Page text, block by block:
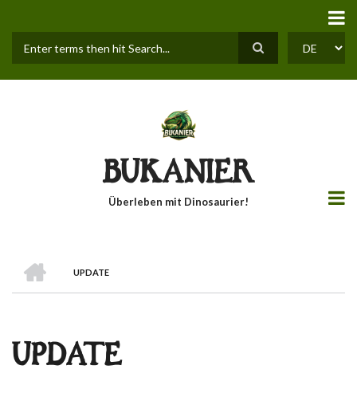
Inhalt
SELECT
YOUR
BUKANIER
Überleben mit Dinosaurier!
PFADNAVIGATION
UPDATE
UPDATE